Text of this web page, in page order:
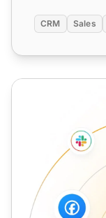
CRM Sales
CRM (Customer